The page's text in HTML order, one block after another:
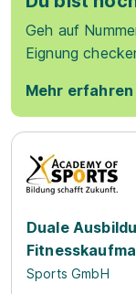
Geh auf
Eignung
Mehr erfahren
Duale
Sports GmbH